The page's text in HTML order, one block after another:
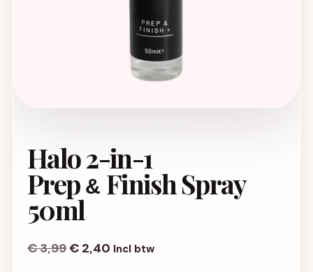
Halo 2-in-1
Prep& Finish Spray
50ml
€3,99€ 2,40 Incl btw